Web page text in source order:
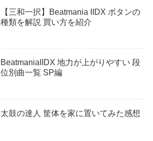
【三和一択】Beatmania IIDX ボタンの
種類を解説 買い方を紹介
BeatmaniaIIDX 地力が上がりやすい 段
位別曲一覧 SP編
太鼓の達人 筐体を家に置いてみた感想